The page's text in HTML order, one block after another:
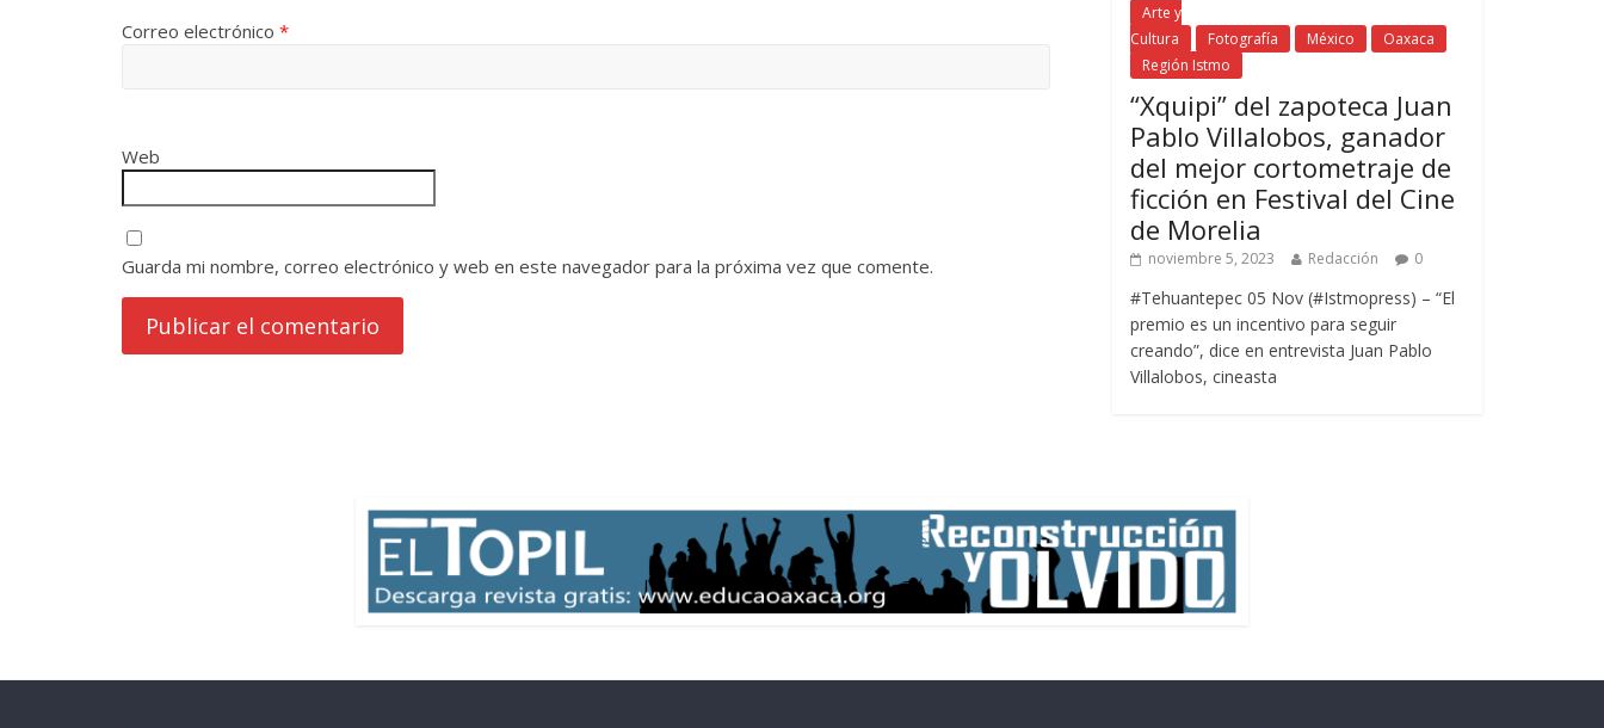
Correo electrónico *
Web
Guarda mi nombre, correo electrónico y web en este navegador para la próxima vez que comente.
Arte y
Cultura
Fotografía México
Oaxaca
Región Istmo
“Xquipi” del zapoteca Juan
Pablo Villalobos, ganador
del mejor cortometraje de
ficción en Festival del Cine
de Morelia
noviembre 5, 2023 Redacción 0
#Tehuantepec 05 Nov (#Istmopress) – “El
premio es un incentivo para seguir
creando”, dice en entrevista Juan Pablo
Villalobos, cineasta